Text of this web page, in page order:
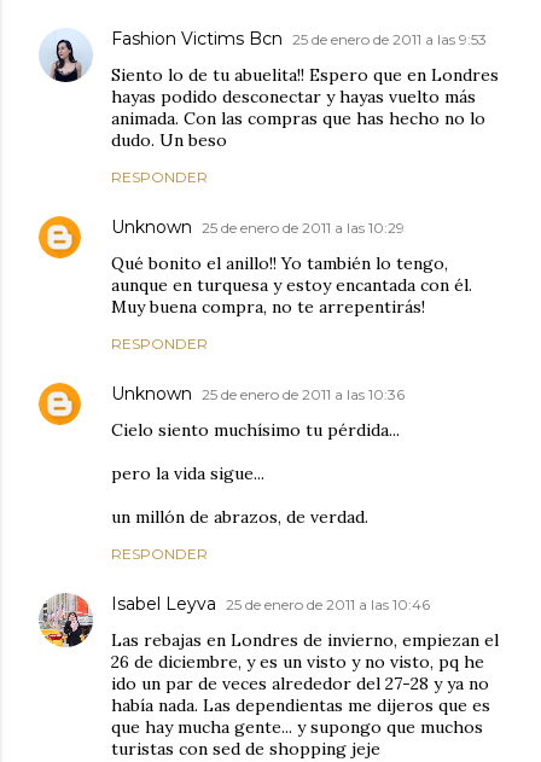
Fashion Victims Bcn 25 de enero de 2011 a las 9:53
Siento lo de tu abuelita!! Espero que en Londres
hayas podido desconectar y hayas vuelto más
animada. Con las compras que has hecho no lo
dudo. Un beso
RESPONDER
Unknown 25 de enero de 2011 a las 10:29
Qué bonito el anillo!! Yo también lo tengo,
aunque en turquesa y estoy encantada con él.
Muy buena compra, no te arrepentirás!
RESPONDER
Unknown 25 de enero de 2011 a las 10:36
Cielo siento muchísimo tu pérdida...
pero la vida sigue...
un millón de abrazos, de verdad.
RESPONDER
Isabel Leyva 25 de enero de 2011 a las 10:46
Las rebajas en Londres de invierno, empiezan el
26 de diciembre, y es un visto y no visto, pq he
ido un par de veces alrededor del 27-28 y ya no
había nada. Las dependientas me dijeros que es
que hay mucha gente... y supongo que muchos
turistas con sed de shopping jeje